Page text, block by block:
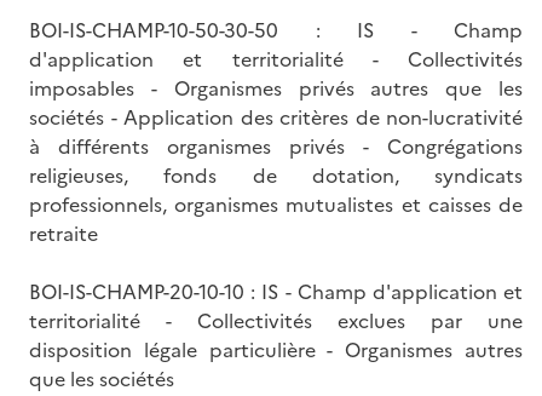
BOI-IS-CHAMP-10-50-30-50 : IS - Champ
d'application et territorialité - Collectivités
imposables - Organismes privés autres que les
sociétés - Application des critères de non-lucrativité
à différents organismes privés - Congrégations
religieuses, fonds de dotation, syndicats
professionnels, organismes mutualistes et caisses de
retraite
BOI-IS-CHAMP-20-10-10 : IS - Champ d'application et
territorialité - Collectivités exclues par une
disposition légale particulière - Organismes autres
que les sociétés